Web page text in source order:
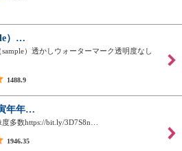
）…
）透かしウォーターマーク透明度なし
1488.9
年年…
多数https://bit.ly/3D7S8n…
1946.35